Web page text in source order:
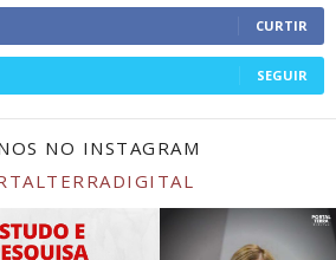
CURTIR
SEGUIR
NO INSTAGRAM